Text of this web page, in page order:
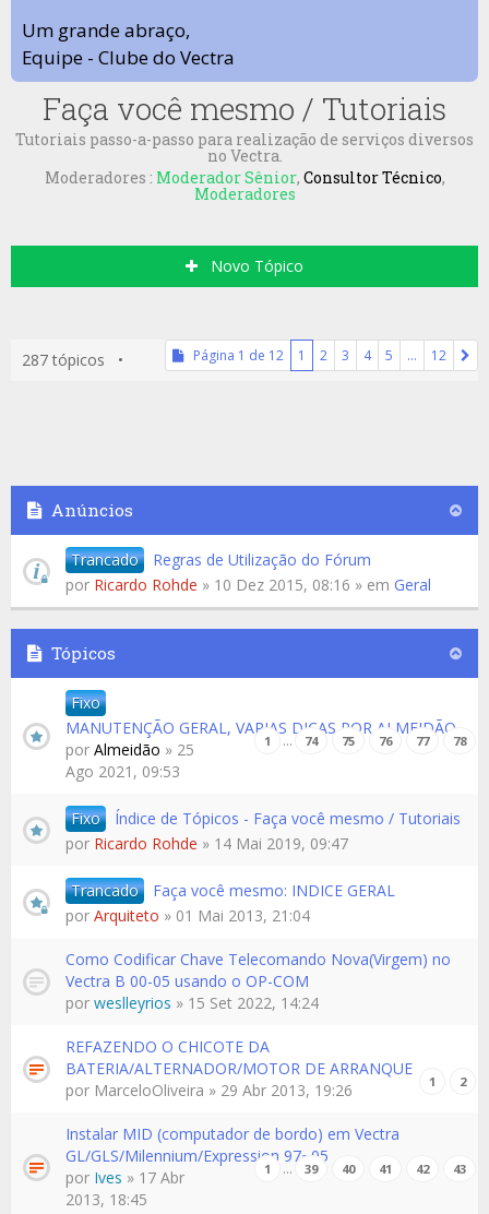
Um grande abraço,
Equipe - Clube do Vectra
Faça você mesmo / Tutoriais
Tutoriais passo-a-passo para realização de serviços diversos
no Vectra.
Moderadores : Moderador Sênior, Consultor Técnico,
Moderadores
Novo Tópico
287 tópicos • Página 1 de 12 1 2 3 4 5 … 12
Anúncios
Trancado
Regras de Utilização do Fórum
por Ricardo Rohde » 10 Dez 2015, 08:16 » em Geral
Tópicos
Fixo
MANUTENÇÃO GERAL, VARIAS DICAS POR ALMEIDÃO
1 … 74 75 76 77 78
por Almeidão » 25
Ago 2021, 09:53
Fixo
Índice de Tópicos - Faça você mesmo / Tutoriais
por Ricardo Rohde » 14 Mai 2019, 09:47
Trancado
Faça você mesmo: INDICE GERAL
por Arquiteto » 01 Mai 2013, 21:04
Como Codificar Chave Telecomando Nova(Virgem) no
Vectra B 00-05 usando o OP-COM
por weslleyrios » 15 Set 2022, 14:24
REFAZENDO O CHICOTE DA
BATERIA/ALTERNADOR/MOTOR DE ARRANQUE
1 2
por MarceloOliveira » 29 Abr 2013, 19:26
Instalar MID (computador de bordo) em Vectra
GL/GLS/Milennium/Expression 97~05
1 … 39 40 41 42 43
por Ives » 17 Abr
2013, 18:45